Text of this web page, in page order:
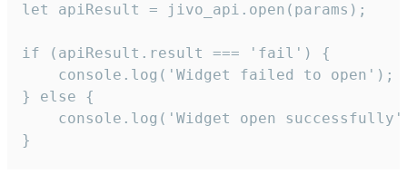
let apiResult = jivo_api.open(params);
if (apiResult.result === 'fail') {
    console.log('Widget failed to open');
} else {
console.log('Widget open
}